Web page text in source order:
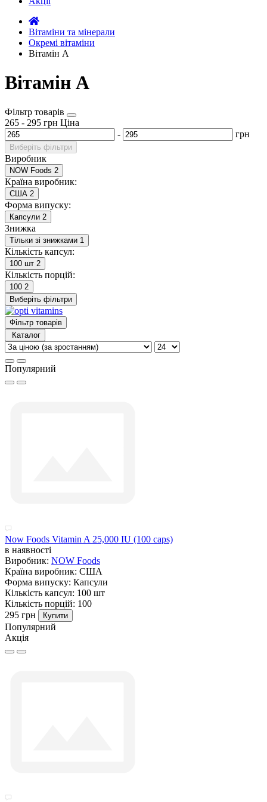
Вітаміни та мінерали
Окремі вітаміни
Вітамін А
Вітамін А
Фільтр товарів
265 - 295 грн Ціна
-
грн
Виберіть фільтри
Виробник
NOW Foods 2
Країна виробник:
США 2
Форма випуску:
Капсули 2
Знижка
Тільки зі знижками 1
Кількість капсул:
100 шт 2
Кількість порцій:
100 2
Виберіть фільтри
Фільтр товарів
Каталог
Популярний
Now Foods Vitamin A 25,000 IU (100 caps)
в наявності
Виробник: NOW Foods
Країна виробник: США
Форма випуску: Капсули
Кількість капсул: 100 шт
Кількість порцій: 100
295 грн
Купити
Популярний
Акція